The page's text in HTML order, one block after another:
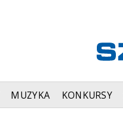
MUZYKA KONKURSY